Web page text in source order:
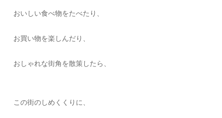
おいしい食べ物をたべたり、
お買い物を楽しんだり、
おしゃれな街角を散策したら、
この街のしめくくりに、